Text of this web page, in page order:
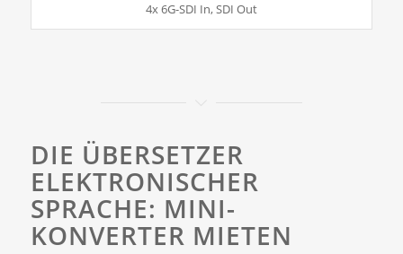
4x 6G-SDI In, SDI Out
DIE ÜBERSETZER
ELEKTRONISCHER
SPRACHE: MINI-
KONVERTER MIETEN